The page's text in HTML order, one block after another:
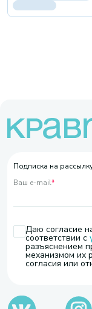
Подписка на
Ваш e-mail*
Даю согласие
соответствии с
разъяснением
механизмом их
согласия или